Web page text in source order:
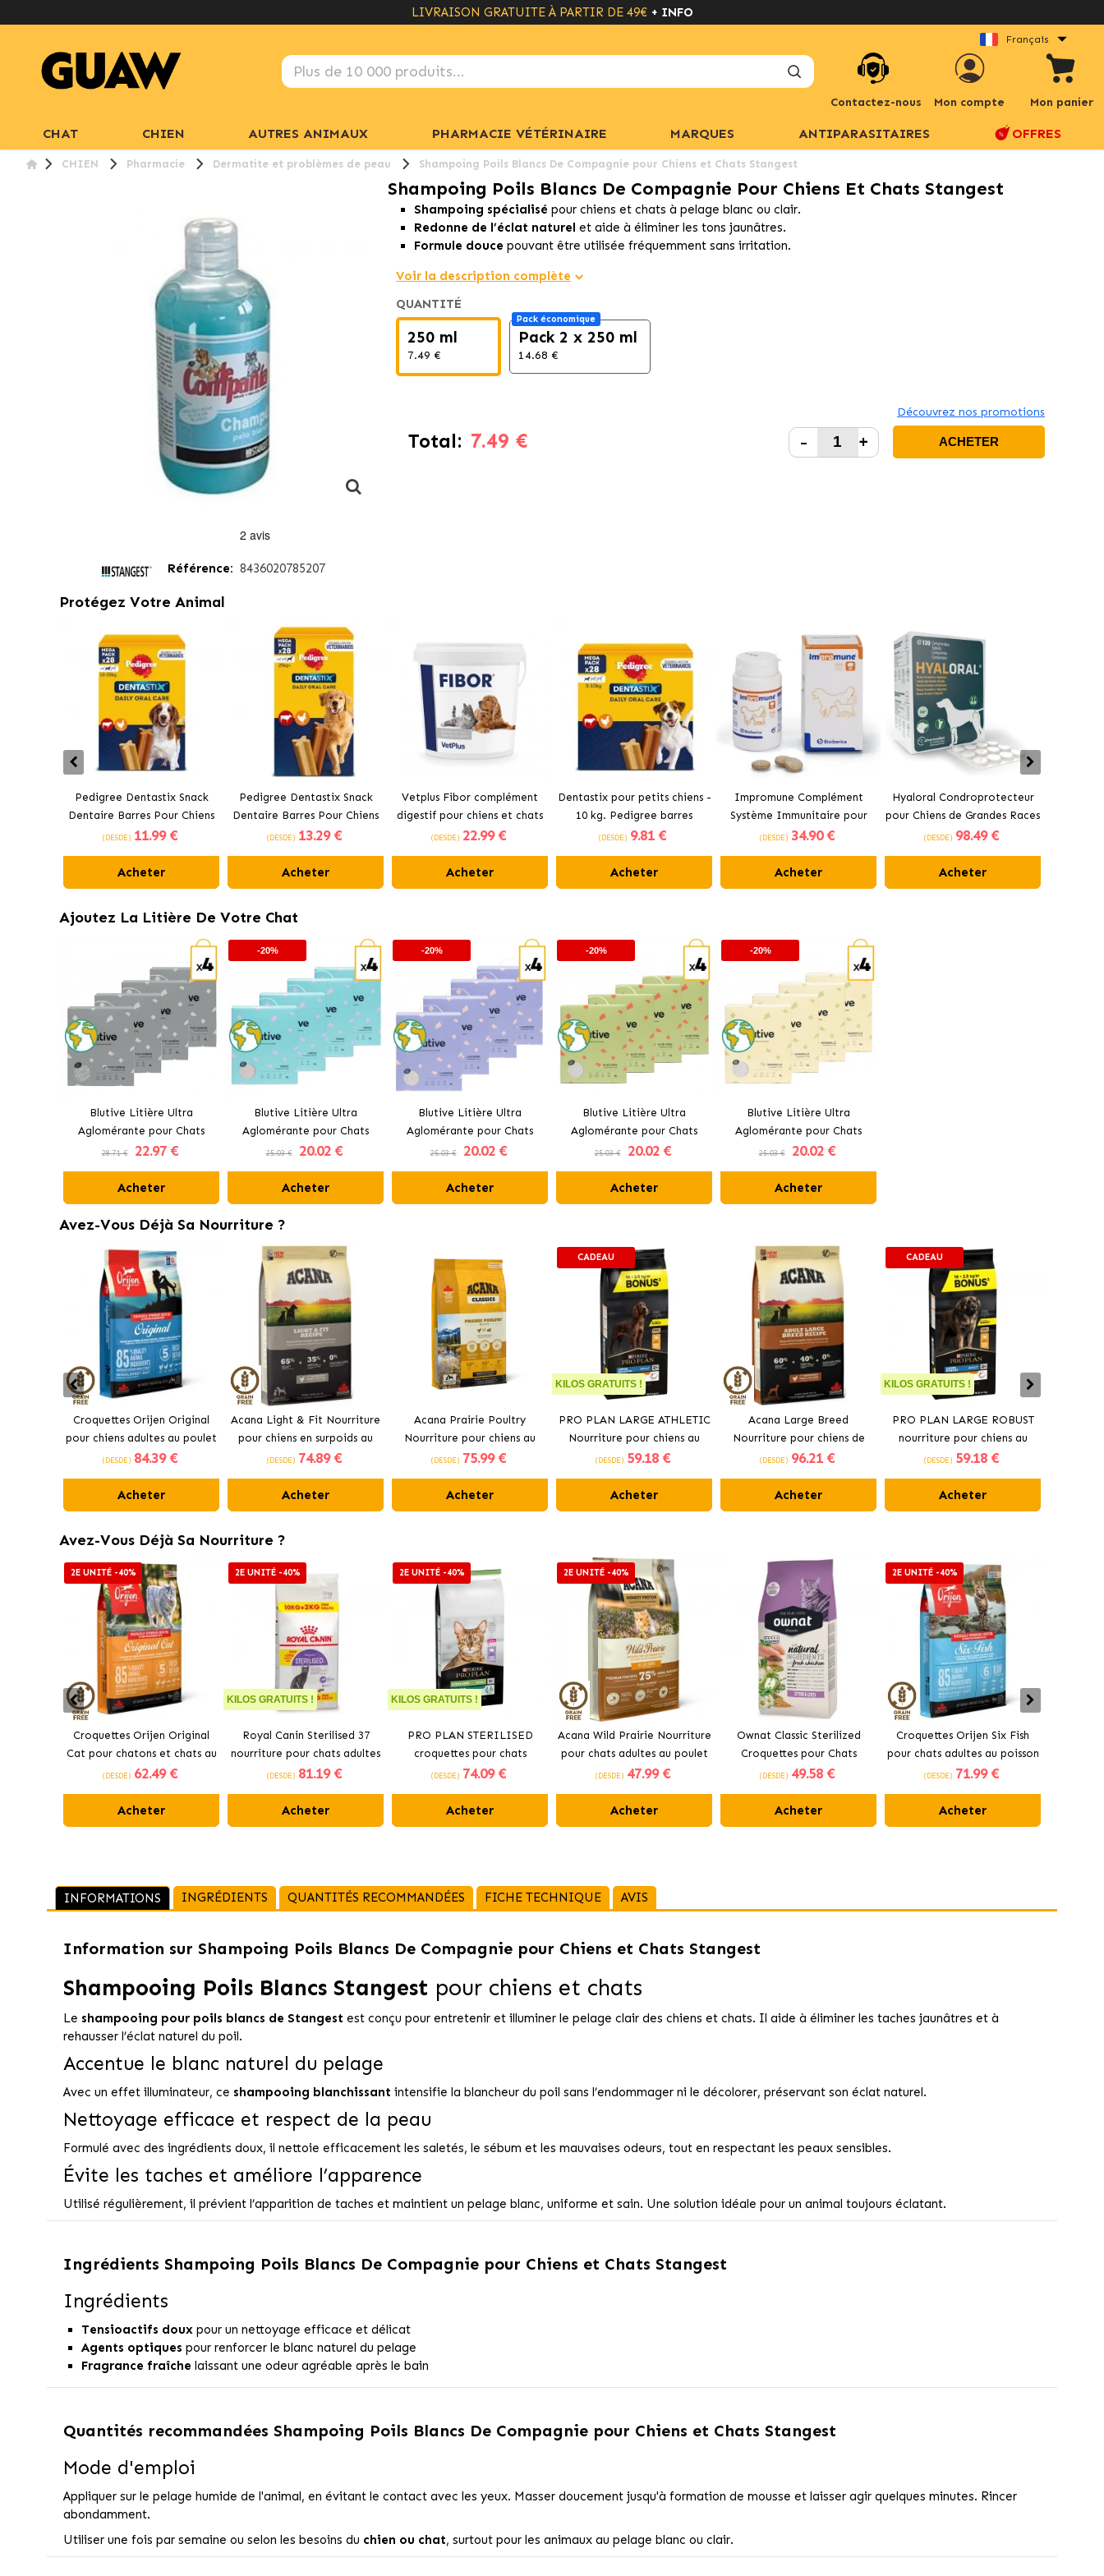
LIVRAISON GRATUITE À PARTIR DE 49€ + INFO
Français
Contactez-nous Mon compte Mon panier
CHAT CHIEN AUTRES ANIMAUX PHARMACIE VÉTÉRINAIRE MARQUES ANTIPARASITAIRES OFFRES
CHIEN Pharmacie Dermatite et problèmes de peau Shampoing Poils Blancs De Compagnie pour Chiens et Chats Stangest
Shampoing Poils Blancs De Compagnie Pour Chiens Et Chats Stangest
Référence: 8436020785207
Shampoing spécialisé pour chiens et chats à pelage blanc ou clair.
Redonne de l’éclat naturel et aide à éliminer les tons jaunâtres.
Formule douce pouvant être utilisée fréquemment sans irritation.
Voir la description complète
QUANTITÉ
250 ml
7.49 €
Pack économique
Pack 2 x 250 ml
14.68 €
Découvrez nos promotions
Total: 7.49 € - + ACHETER
Protégez Votre Animal
Pedigree Dentastix Snack
Dentaire Barres Pour Chiens
Moyens 10-25 kg
(DESDE) 11.99 €
Acheter
Pedigree Dentastix Snack
Dentaire Barres Pour Chiens
Grands +25 kg
(DESDE) 13.29 €
Acheter
Vetplus Fibor complément
digestif pour chiens et chats
(DESDE) 22.99 €
Acheter
Dentastix pour petits chiens -
10 kg. Pedigree barres
dentaires.
(DESDE) 9.81 €
Acheter
Impromune Complément
Système Immunitaire pour
Chiens et Chats Comprimés
(DESDE) 34.90 €
Acheter
Hyaloral Condroprotecteur
pour Chiens de Grandes Races
Pharmadiet
(DESDE) 98.49 €
Acheter
Ajoutez La Litière De Votre Chat
Blutive Litière Ultra
Aglomérante pour Chats
Charbon Actif
28.71 € 22.97 €
Acheter
-20%
Blutive Litière Ultra
Aglomérante pour Chats
Parfum Frais
25.03 € 20.02 €
Acheter
-20%
Blutive Litière Ultra
Aglomérante pour Chats
Parfum Lavande
25.03 € 20.02 €
Acheter
-20%
Blutive Litière Ultra
Aglomérante pour Chats
Parfum Aloe Vera
25.03 € 20.02 €
Acheter
-20%
Blutive Litière Ultra
Aglomérante pour Chats
Parfum Marseille
25.03 € 20.02 €
Acheter
Avez-Vous Déjà Sa Nourriture ?
Croquettes Orijen Original
pour chiens adultes au poulet
(DESDE) 84.39 €
Acheter
Acana Light & Fit Nourriture
pour chiens en surpoids au
poulet frais
(DESDE) 74.89 €
Acheter
Acana Prairie Poultry
Nourriture pour chiens au
poulet frais
(DESDE) 75.99 €
Acheter
CADEAU
KILOS GRATUITS !
PRO PLAN LARGE ATHLETIC
Nourriture pour chiens au
poulet
(DESDE) 59.18 €
Acheter
Acana Large Breed
Nourriture pour chiens de
grandes races au poulet
(DESDE) 96.21 €
Acheter
CADEAU
KILOS GRATUITS !
PRO PLAN LARGE ROBUST
nourriture pour chiens au
poulet
(DESDE) 59.18 €
Acheter
Avez-Vous Déjà Sa Nourriture ?
2E UNITÉ -40%
Croquettes Orijen Original
Cat pour chatons et chats au
poulet
(DESDE) 62.49 €
Acheter
2E UNITÉ -40%
KILOS GRATUITS !
Royal Canin Sterilised 37
nourriture pour chats adultes
stérilisés
(DESDE) 81.19 €
Acheter
2E UNITÉ -40%
KILOS GRATUITS !
PRO PLAN STERILISED
croquettes pour chats
stérilisés au saumon
(DESDE) 74.09 €
Acheter
2E UNITÉ -40%
Acana Wild Prairie Nourriture
pour chats adultes au poulet
et à la dinde
(DESDE) 47.99 €
Acheter
Ownat Classic Sterilized
Croquettes pour Chats
Stérilisés
(DESDE) 49.58 €
Acheter
2E UNITÉ -40%
Croquettes Orijen Six Fish
pour chats adultes au poisson
(DESDE) 71.99 €
Acheter
INFORMATIONS INGRÉDIENTS QUANTITÉS RECOMMANDÉES FICHE TECHNIQUE AVIS
Information sur Shampoing Poils Blancs De Compagnie pour Chiens et Chats Stangest
Shampooing Poils Blancs Stangest pour chiens et chats
Le shampooing pour poils blancs de Stangest est conçu pour entretenir et illuminer le pelage clair des chiens et chats. Il aide à éliminer les taches jaunâtres et à
rehausser l’éclat naturel du poil.
Accentue le blanc naturel du pelage
Avec un effet illuminateur, ce shampooing blanchissant intensifie la blancheur du poil sans l’endommager ni le décolorer, préservant son éclat naturel.
Nettoyage efficace et respect de la peau
Formulé avec des ingrédients doux, il nettoie efficacement les saletés, le sébum et les mauvaises odeurs, tout en respectant les peaux sensibles.
Évite les taches et améliore l’apparence
Utilisé régulièrement, il prévient l’apparition de taches et maintient un pelage blanc, uniforme et sain. Une solution idéale pour un animal toujours éclatant.
Ingrédients Shampoing Poils Blancs De Compagnie pour Chiens et Chats Stangest
Ingrédients
Tensioactifs doux pour un nettoyage efficace et délicat
Agents optiques pour renforcer le blanc naturel du pelage
Fragrance fraîche laissant une odeur agréable après le bain
Quantités recommandées Shampoing Poils Blancs De Compagnie pour Chiens et Chats Stangest
Mode d'emploi
Appliquer sur le pelage humide de l'animal, en évitant le contact avec les yeux. Masser doucement jusqu'à formation de mousse et laisser agir quelques minutes. Rincer
abondamment.
Utiliser une fois par semaine ou selon les besoins du chien ou chat, surtout pour les animaux au pelage blanc ou clair.